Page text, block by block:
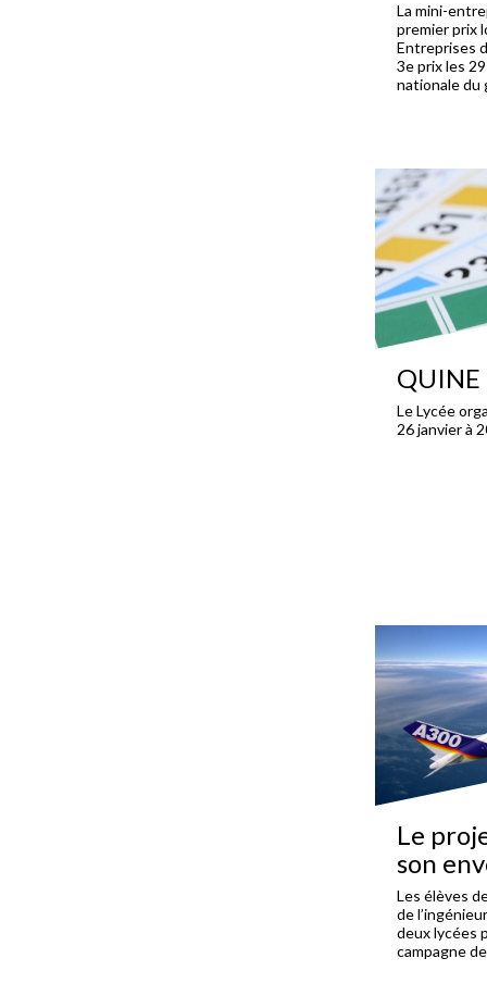
La mini-
premier prix
Entreprises
3e prix les
nationale du
QUINE
Le Lycée
26 janvier à
Le
son
Les élèves
de
deux lycées
campagne